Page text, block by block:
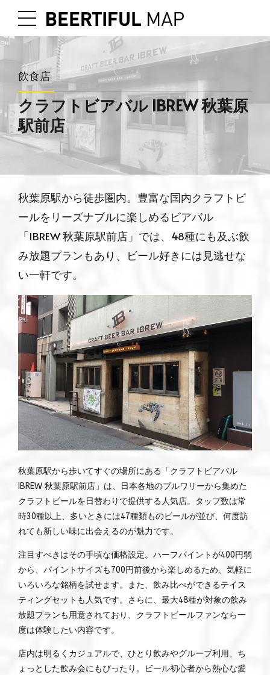
飲食店
クラフトビアバル IBREW 秋葉原
駅前店
秋葉原駅から徒歩圏内。豊富な国内クラフトビ
ールをリーズナブルに楽しめるビアバル
「IBREW 秋葉原駅前店」では、48種にも及ぶ飲
み放題プランもあり、ビール好きには見逃せな
い一軒です。
秋葉原駅から歩いてすぐの場所にある「クラフトビアバル
IBREW 秋葉原駅前店」は、日本各地のブルワリーから集めた
クラフトビールを日替わりで提供する人気店。タップ数は常
時30種以上、多いときには47種類ものビールが並び、何度訪
れても新しい味に出会えるのが魅力です。
注目すべきはその手頃な価格設定。ハーフパイントが400円弱
から、パイントサイズも700円前後から楽しめるため、気軽に
いろいろな銘柄を試せます。また、飲み比べができるテイス
ティングセットも人気です。さらに、最大48種が対象の飲み
放題プランも用意されており、クラフトビールファンなら一
度は体験したい内容です。
店内は明るくカジュアルで、ひとり飲みやグループ利用、ち
ょっとした飲み会にもぴったり。ビール初心者から熱心な愛